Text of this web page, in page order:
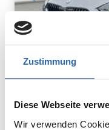
Zustimmung
Diese Webseite
Wir verwenden
Kraftstoff